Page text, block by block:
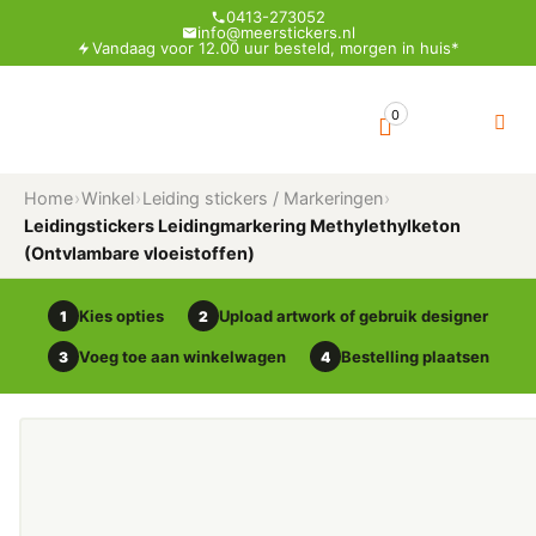
0413-273052
info@meerstickers.nl
Vandaag voor 12.00 uur besteld, morgen in huis*
0
Home›Winkel›Leiding stickers / Markeringen›
Leidingstickers Leidingmarkering Methylethylketon
(Ontvlambare vloeistoffen)
1 Kies opties 2 Upload artwork of gebruik designer
3 Voeg toe aan winkelwagen 4 Bestelling plaatsen